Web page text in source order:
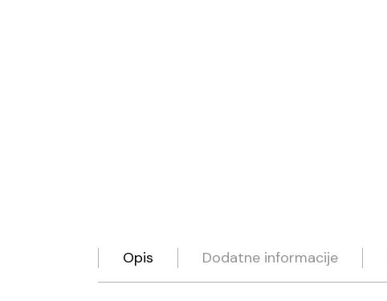
Opis Dodatne informacije